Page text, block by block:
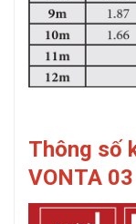
Thông số
VONTA 03